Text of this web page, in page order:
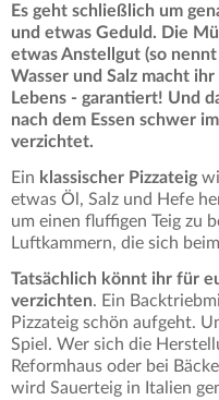
Es geht schließlich um
und etwas Geduld. Die
etwas Anstellgut (so
Wasser und Salz macht
Lebens - garantiert! Und
nach dem Essen schwer
verzichtet.
Ein klassischer Pizzateig
etwas Öl, Salz und Hefe
um einen fluffigen Teig zu
Luftkammern, die sich
Tatsächlich könnt ihr für
verzichten. Ein
Pizzateig schön aufgeht.
Spiel. Wer sich die
Reformhaus oder bei
wird Sauerteig in Italien